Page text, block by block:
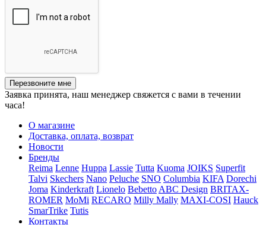
Перезвоните мне
Заявка принята, наш менеджер свяжется с вами в течении
часа!
О магазине
Доставка, оплата, возврат
Новости
Бренды
Reima Lenne Huppa Lassie Tutta Kuoma JOIKS Superfit
Talvi Skechers Nano Peluche SNO Columbia KIFA Dorechi
Joma Kinderkraft Lionelo Bebetto ABC Design BRITAX-
ROMER MoMi RECARO Milly Mally MAXI-COSI Hauck
SmarTrike Tutis
Контакты